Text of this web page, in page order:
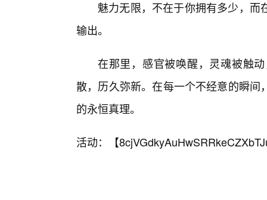
魅力无限，不在于你拥有多少，
输出。
在那里，感官被唤醒，灵魂被触
散，历久弥新。在每一个不经意的瞬
的永恒真理。
活动：【